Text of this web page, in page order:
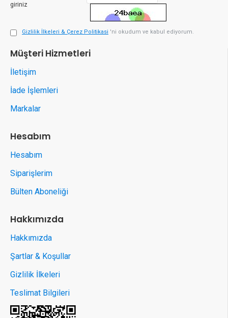
giriniz
Gizlilik İlkeleri & Çerez Politikasi 'ni okudum ve kabul ediyorum.
Müşteri Hizmetleri
İletişim
İade İşlemleri
Markalar
Hesabım
Hesabım
Siparişlerim
Bülten Aboneliği
Hakkımızda
Hakkımızda
Şartlar & Koşullar
Gizlilik İlkeleri
Teslimat Bilgileri